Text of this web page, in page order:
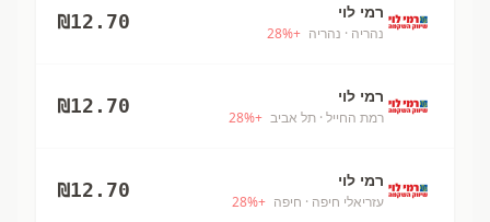
רמי לוי
נהריה · נהריה +
28%
₪12.70
רמי לוי
רמת החייל · תל אביב +
28%
₪12.70
רמי לוי
עזריאלי חיפה · חיפה +
28%
₪12.70